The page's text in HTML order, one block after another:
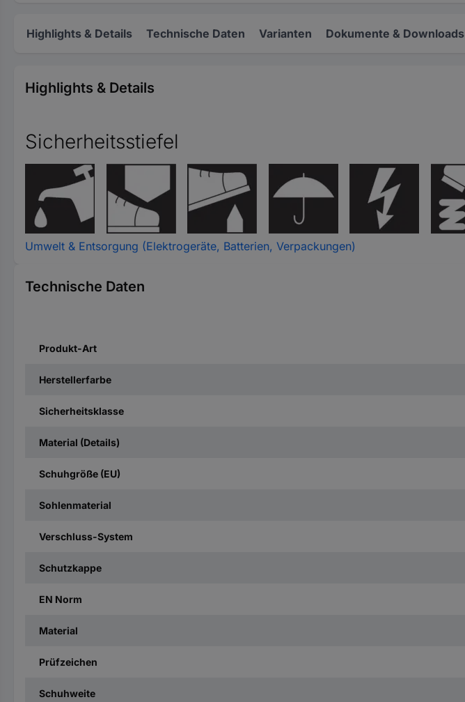
Highlights & Details Technische Daten Varianten Dokumente & Downloads
Highlights & Details
Sicherheitsstiefel
Umwelt & Entsorgung (Elektrogeräte, Batterien, Verpackungen)
Technische Daten
Produkt-Art
Herstellerfarbe
Sicherheitsklasse
Material (Details)
Schuhgröße (EU)
Sohlenmaterial
Verschluss-System
Schutzkappe
EN Norm
Material
Prüfzeichen
Schuhweite